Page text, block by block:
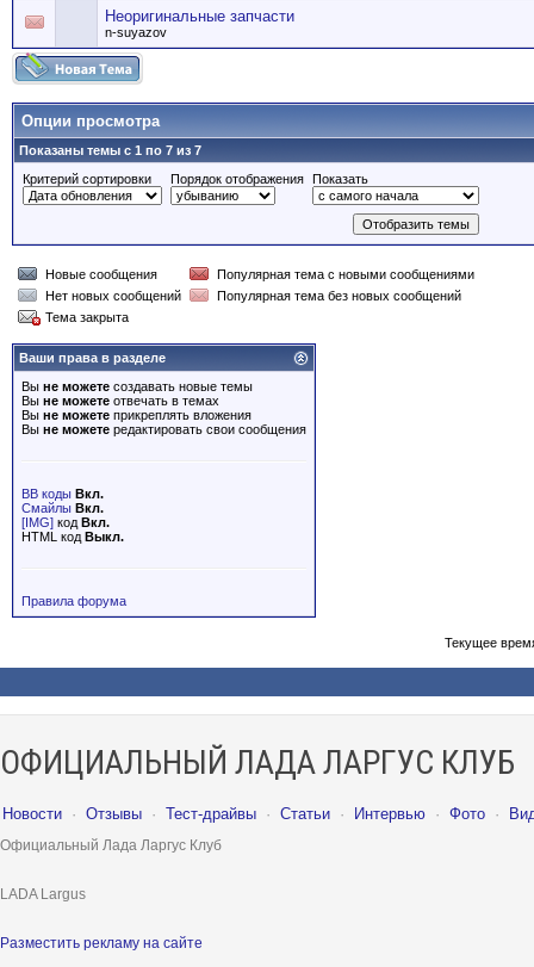
Неоригинальные запчасти
n-suyazov
Опции просмотра
Показаны темы с 1 по 7 из 7
Критерий сортировки
Порядок отображения Показать
Новые сообщения
Популярная тема с новыми сообщениями
Нет новых сообщений
Популярная тема без новых сообщений
Тема закрыта
Ваши права в разделе
Вы не можете создавать новые темы
Вы не можете отвечать в темах
Вы не можете прикреплять вложения
Вы не можете редактировать свои сообщения
BB коды Вкл.
Смайлы Вкл.
[IMG] код Вкл.
HTML код Выкл.
Правила форума
Текущее
ОФИЦИАЛЬНЫЙ ЛАДА ЛАРГУС КЛУБ
Новости · Отзывы · Тест-драйвы · Статьи · Интервью · Фото ·
Официальный Лада Ларгус Клуб
LADA Largus
Разместить рекламу на сайте